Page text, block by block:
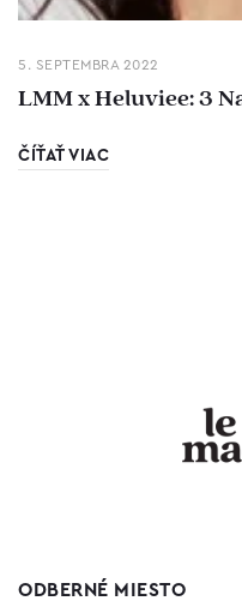
5. SEPTEMBRA 2022
LMM x Heluviee: 3
ČÍŤAŤ VIAC
ODBERNÉ MIESTO